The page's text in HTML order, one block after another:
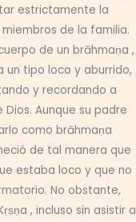
estrictamente la
de la familia.
de un brāhmaṇa ,
un tipo loco y aburrido,
y recordando a
Aunque su padre
como brāhmaṇa
de tal manera que
estaba loco y que no
No obstante,
, incluso sin asistir a